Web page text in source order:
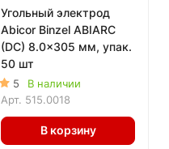
Угольный электрод
Abicor Binzel ABIARC
(DC) 8.0x305 мм, упак.
50 шт
5
В наличии
Арт. 515.0018
В корзину